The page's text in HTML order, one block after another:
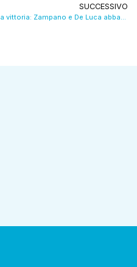
SUCCESSIVO